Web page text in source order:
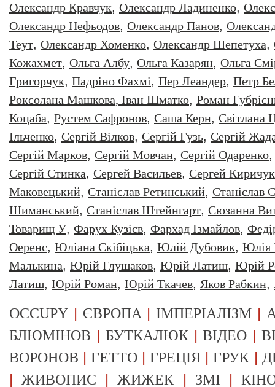
Олександр Кравчук, Олександр Ладиненко,
Олександр Нефьодов, Олександр Панов,
Теут, Олександр Хоменко, Олександр Шепетуха,
Кожахмет, Ольга Албу, Ольга Казарян, Ольга
Григорчук, Падріно Фахмі, Пер Леандер, Петр
Роксолана Машкова, Іван Шматко, Роман
Коцаба, Рустем Сафронов, Саша Керн, Світлана
Ільченко, Сергій Вілков, Сергій Гузь, Сергій
Сергій Марков, Сергій Мовчан, Сергій Одаренко
Сергій Стинка, Сергей Васильев, Сергей Киричук
Маковецький, Станіслав Ретинський, Станіслав
Шиманський, Станіслав Штейнгарт, Сюзанна
Товарищ У, Фарух Кузієв, Фархад Ізмайлов,
Оеренс, Юліана Скібіцька, Юлій Дубовик, Юлія
Малькина, Юрiй Глушаков, Юрiй Латиш, Юрiй
Латиш, Юрій Роман, Юрій Ткачев, Яков Рабкин,
OCCUPY | ЄВРОПА | ІМПЕРІАЛІЗМ |
БЛЮМІНОВ | БУТКАЛЮК|ВІДЕО |
ВОРОНОВ |ГЕТТО |ГРЕЦІЯ |ГРУК |
|ЖИВОПИС |ЖИЖЕК | ЗМІ |